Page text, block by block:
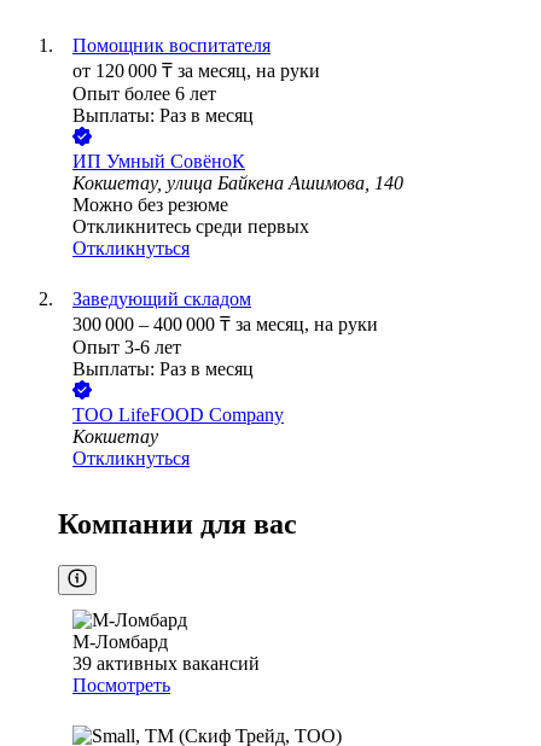
Помощник воспитателя
от 120 000 ₸ за месяц, на руки
Опыт более 6 лет
Выплаты: Раз в месяц
ИП Умный СовёноК
Кокшетау, улица Байкена Ашимова, 140
Можно без резюме
Откликнитесь среди первых
Откликнуться
Заведующий складом
300 000 – 400 000 ₸ за месяц, на руки
Опыт 3-6 лет
Выплаты: Раз в месяц
ТОО LifeFOOD Company
Кокшетау
Откликнуться
Компании для вас
М-Ломбард
39 активных вакансий
Посмотреть